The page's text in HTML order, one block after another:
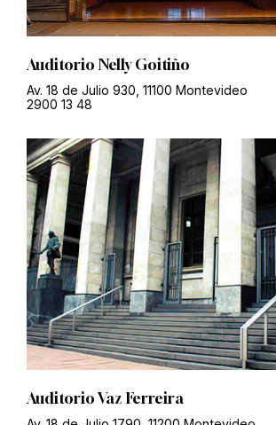
Auditorio Nelly Goitiño
Av. 18 de Julio 930, 11100 Montevideo
2900 13 48
Auditorio Vaz Ferreira